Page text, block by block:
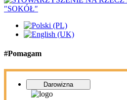
#Pomagam
Darowizna